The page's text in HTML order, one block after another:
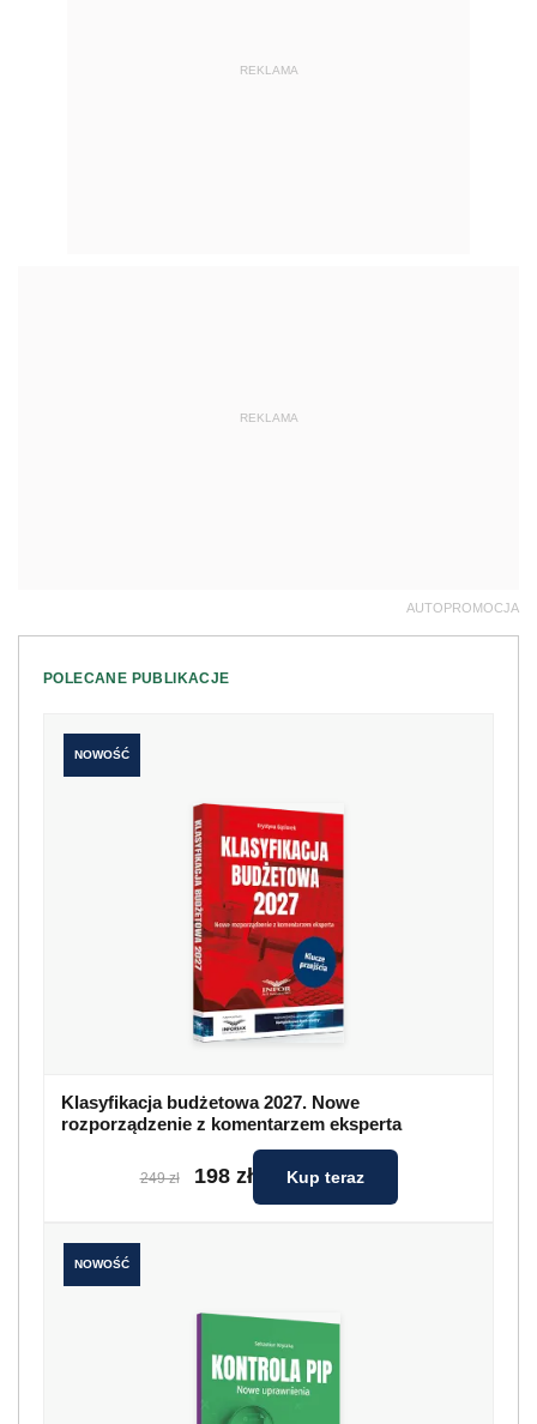
REKLAMA
REKLAMA
AUTOPROMOCJA
POLECANE PUBLIKACJE
NOWOŚĆ
Klasyfikacja budżetowa 2027. Nowe
rozporządzenie z komentarzem eksperta
249 zł 198 zł Kup teraz
NOWOŚĆ